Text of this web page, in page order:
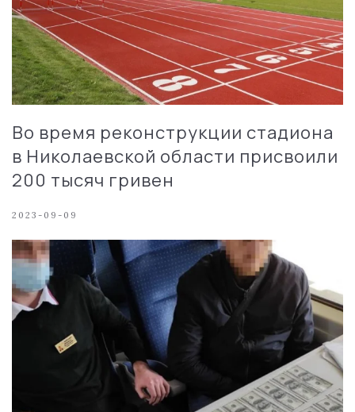
Во время реконструкции стадиона
в Николаевской области присвоили
200 тысяч гривен
2023-09-09